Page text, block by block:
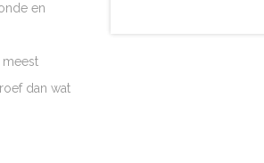
en
meest
dan wat